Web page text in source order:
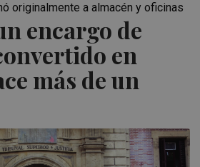
encargo de
en
más de un
originalmente a almacén y oficinas